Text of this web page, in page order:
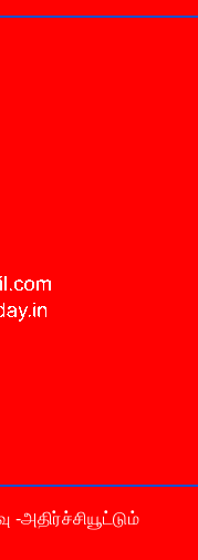
-அதிர்ச்சியூட்டும்